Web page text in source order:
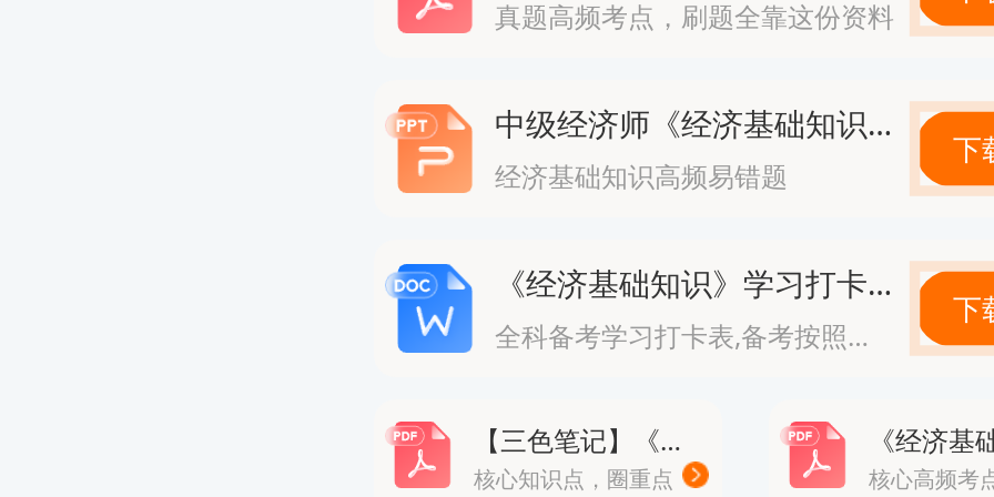
期为7月22日-8月12日，请务必牢记这个时
错过将无法补报。报名流程主要分为以下几
1.账号注册与信息完善：登录中国人事考试
方“照片审核工具”处理的白底1寸证件照。随
验。
真题高频考点，刷题全靠这份资料
中级经济师《经济基础知识》高频易错题
经济基础知识高频易错题
下
《经济基础知识》学习打卡表
全科备考学习打卡表,备考按照计划走
下
【三色笔记】《经济基础知识》· 修正版
核心知识点，圈重点 核心高频考